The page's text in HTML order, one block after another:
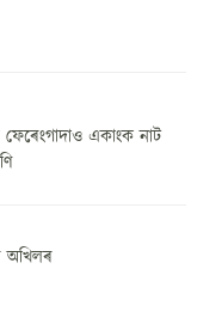
একাংক নাট
অখিলৰ